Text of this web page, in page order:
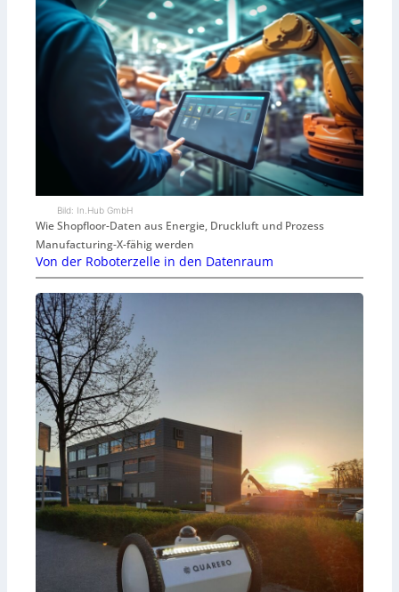
Bild: In.Hub GmbH
Wie Shopfloor-Daten aus Energie, Druckluft und Prozess
Manufacturing-X-fähig werden
Von der Roboterzelle in den Datenraum